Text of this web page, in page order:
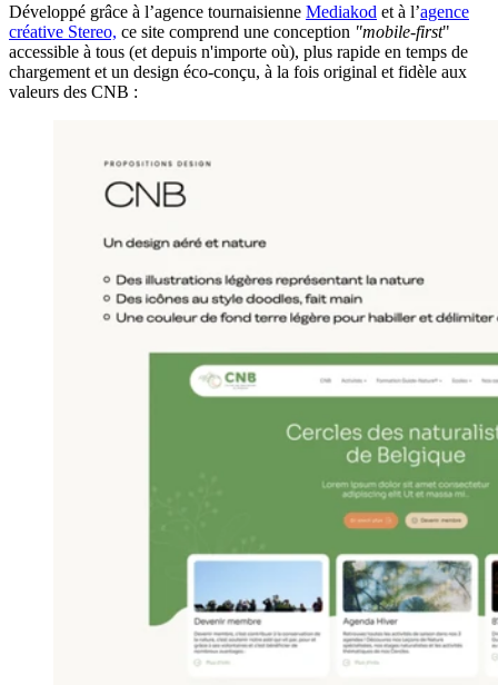
Développé grâce à l’agence tournaisienne Mediakod et à l’agence
créative Stereo, ce site comprend une conception "mobile-first"
accessible à tous (et depuis n'importe où), plus rapide en temps de
chargement et un design éco-conçu, à la fois original et fidèle aux
valeurs des CNB :